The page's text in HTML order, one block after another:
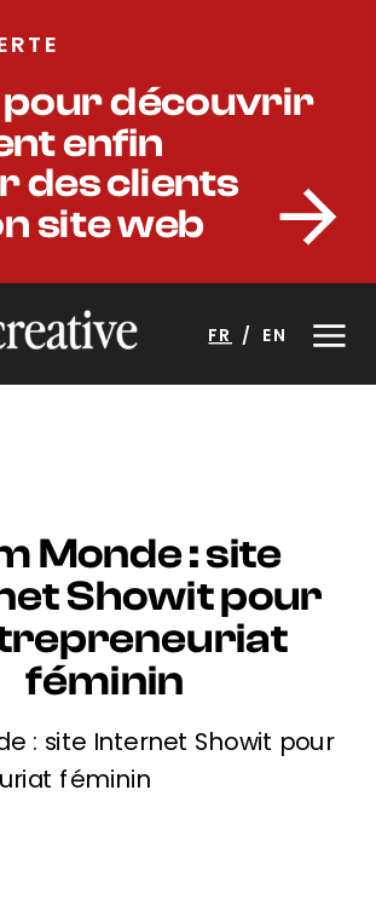
pour découvrir
enfin
des clients
site web
EN
FR /
Monde : site
Showit pour
féminin